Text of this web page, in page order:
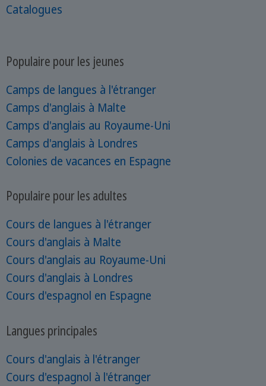
Catalogues
Populaire pour les jeunes
Camps de langues à l'étranger
Camps d'anglais à Malte
Camps d'anglais au Royaume-Uni
Camps d'anglais à Londres
Colonies de vacances en Espagne
Populaire pour les adultes
Cours de langues à l'étranger
Cours d'anglais à Malte
Cours d'anglais au Royaume-Uni
Cours d'anglais à Londres
Cours d'espagnol en Espagne
Langues principales
Cours d'anglais à l'étranger
Cours d'espagnol à l'étranger